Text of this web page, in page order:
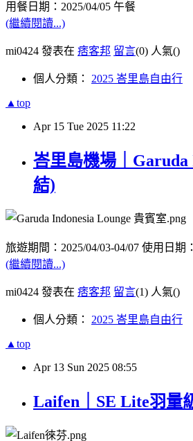
用餐日期：2025/04/05 午餐
(繼續閱讀...)
mi0424 發表在 痞客邦 留言(0) 人氣()
個人分類： 2025 峇里島自由行
▲top
Apr 15 Tue 2025 11:22
峇里島機場｜Garuda
結)
旅遊期間：2025/04/03-04/07 使用日期
(繼續閱讀...)
mi0424 發表在 痞客邦 留言(1) 人氣()
個人分類： 2025 峇里島自由行
▲top
Apr 13 Sun 2025 08:55
Laifen｜SE Lite羽量